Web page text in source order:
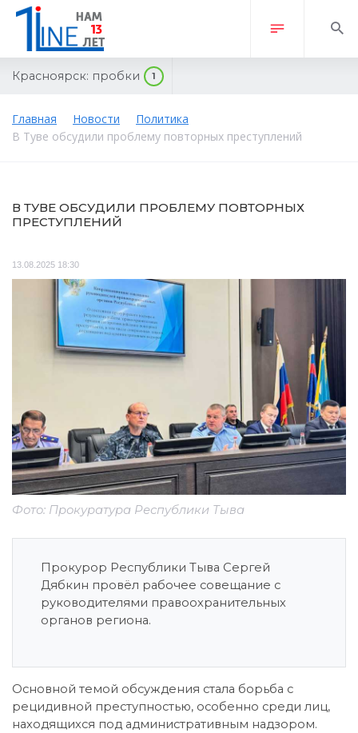
Красноярск: пробки 1
Главная Новости
Политика
В Туве обсудили проблему повторных преступлений
В ТУВЕ ОБСУДИЛИ ПРОБЛЕМУ ПОВТОРНЫХ
ПРЕСТУПЛЕНИЙ
13.08.2025 18:30
Фото: Прокуратура Республики Тыва
Прокурор Республики Тыва Сергей
Дябкин провёл рабочее совещание с
руководителями правоохранительных
органов региона.
Основной темой обсуждения стала борьба с
рецидивной преступностью, особенно среди лиц,
находящихся под административным надзором.